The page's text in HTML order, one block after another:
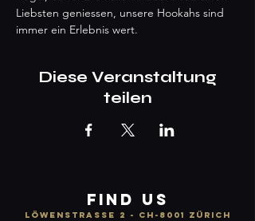
Liebsten geniessen, unsere Hookahs sind
immer ein Erlebnis wert.
Diese Veranstaltung
teilen
FIND US
LÖWENSTRASSE 2 - CH-8001 ZÜRICH